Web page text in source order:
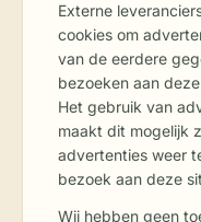
Externe
cookies om
van de eerdere
bezoeken aan
Het gebruik van
maakt dit mogelijk
advertenties weer
bezoek aan deze
Wij hebben geen